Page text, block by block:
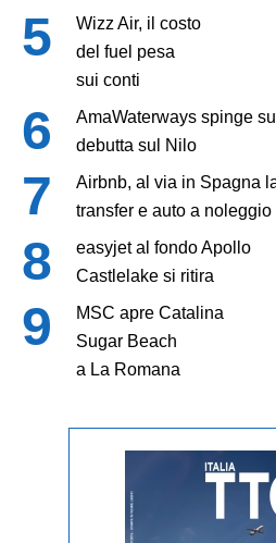
Wizz Air, il costo
del fuel pesa
sui conti
AmaWaterways spinge
debutta sul Nilo
Airbnb, al via in Spagna
transfer e auto a noleggio
easyjet al fondo Apollo
Castlelake si ritira
MSC apre Catalina
Sugar Beach
a La Romana